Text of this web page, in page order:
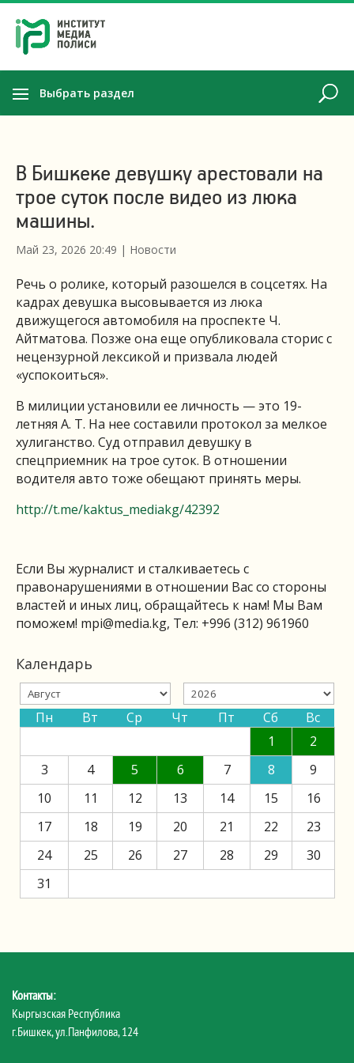
Выбрать раздел
В Бишкеке девушку арестовали на
трое суток после видео из люка
машины.
Май 23, 2026 20:49 | Новости
Речь о ролике, который разошелся в соцсетях. На
кадрах девушка высовывается из люка
движущегося автомобиля на проспекте Ч.
Айтматова. Позже она еще опубликовала сторис с
нецензурной лексикой и призвала людей
«успокоиться».
В милиции установили ее личность — это 19-
летняя А. Т. На нее составили протокол за мелкое
хулиганство. Суд отправил девушку в
спецприемник на трое суток. В отношении
водителя авто тоже обещают принять меры.
http://t.me/kaktus_mediakg/42392
Если Вы журналист и сталкиваетесь с
правонарушениями в отношении Вас со стороны
властей и иных лиц, обращайтесь к нам! Мы Вам
поможем! mpi@media.kg, Тел: +996 (312) 961960
Календарь
Пн Вт Ср Чт Пт Сб
Вс
1
2
3
4 5 6 7 8
9
10
11 12 13 14 15
16
17
18 19 20 21 22
23
24
25 26 27 28 29
30
31
Контакты:
Кыргызская Республика
г.Бишкек, ул.Панфилова, 124